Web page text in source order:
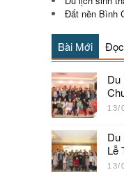
Đất nền Bình
Bài Mới
Du
13/
Du
Lễ
13/